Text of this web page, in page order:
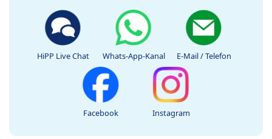
HiPP Live Chat Whats-App-Kanal E-Mail / Telefon
Facebook Instagram